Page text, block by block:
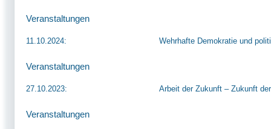
Veranstaltungen
11.10.2024: Wehrhafte Demokratie und
Veranstaltungen
27.10.2023: Arbeit der Zukunft – Zukunft
Veranstaltungen